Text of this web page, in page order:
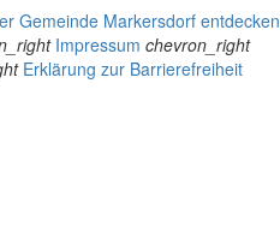
Impressum chevron_right
Erklärung zur Barrierefreiheit